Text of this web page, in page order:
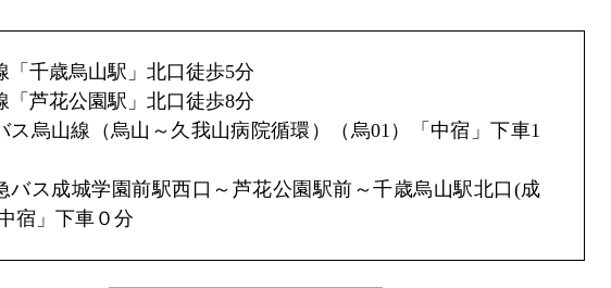
「千歳烏山駅」北口徒歩5分
「芦花公園駅」北口徒歩8分
ス烏山線（烏山～久我山病院循環）（烏01）「中宿」下車1
バス成城学園前駅西口～芦花公園駅前～千歳烏山駅北口(成
宿」下車０分